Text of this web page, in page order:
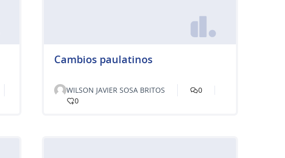
Cambios paulatinos
WILSON JAVIER SOSA BRITOS
0
0